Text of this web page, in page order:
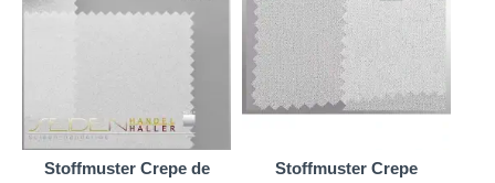
Stoffmuster Crepe de
Stoffmuster Crepe